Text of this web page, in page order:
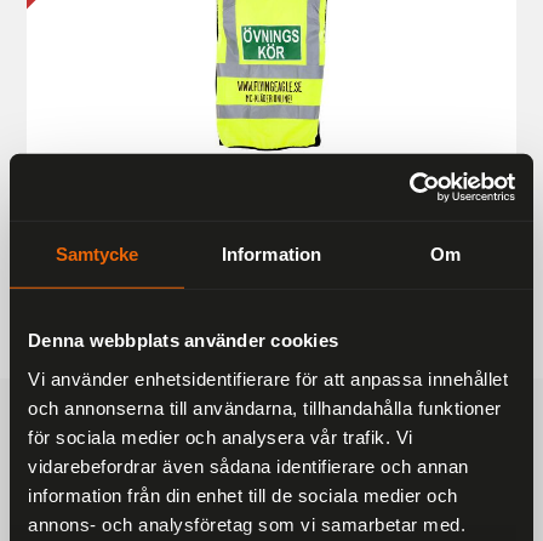
Samtycke Information Om
Denna webbplats använder cookies
Vi använder enhetsidentifierare för att anpassa innehållet
och annonserna till användarna, tillhandahålla funktioner
för sociala medier och analysera vår trafik. Vi
vidarebefordrar även sådana identifierare och annan
information från din enhet till de sociala medier och
annons- och analysföretag som vi samarbetar med.
187 kr
249 kr
FRAKTFRITT
På alla ordrar över 2000 kr
1-3 DAGAR LEVERANS
Inom Sverige med DHL